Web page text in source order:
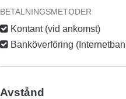
BETALNINGSMETODER
Kontant (vid ankomst)
Banköverföring
Avstånd